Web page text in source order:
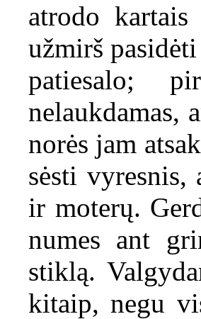
atrodo
užmirš
patiesalo;
nelaukdamas,
norės jam
sėsti vyresnis,
ir moterų.
numes ant
stiklą.
kitaip, negu